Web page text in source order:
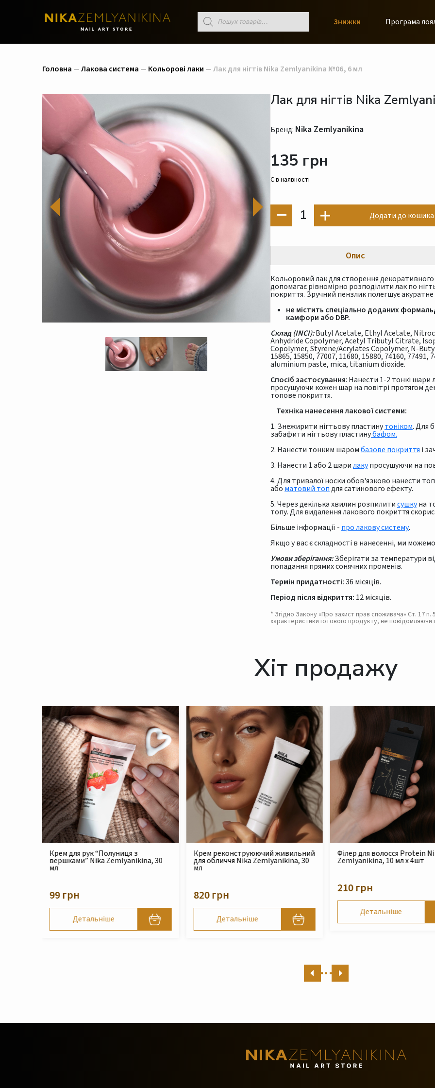
Пошук
товарів Знижки Програма
Головна —Лакова система — Кольорові лаки — Лак для нігтів Nika Zemlyanikina №06, 6 мл
Лак для нігтів Nika
Бренд: Nika Zemlyanikina
135 грн
Є в наявності
1 Додати до кошика
Опис
Кольоровий лак для створення
допомагає рівномірно розподілити лак по
покриття. Зручний пензлик полегшує
не містить спеціально доданих
камфори або DBP.
Склад (INCI):Butyl Acetate, Ethyl Acetate,
Anhydride Copolymer, Acetyl Tributyl Citrate,
Copolymer, Styrene/Acrylates Copolymer, N-
15865, 15850, 77007, 11680, 15880, 74160, 77491,
aluminium paste, mica, titanium dioxide.
Спосіб застосування: Нанести 1-2 тонкі шари
просушуючи кожен шар на повітрі протягом
топове покриття.
Техніка нанесення лакової системи:
1. Знежирити нігтьову пластинутоніком. Для
забафити нігтьову пластинубафом.
2. Нанести тонким шаромбазове покриття і
3. Нанести 1 або 2 шарилакупросушуючи на
4. Для тривалої носки обов'язково нанести
або матовий топдля сатинового ефекту.
5. Через декілька хвилин розпилитисушкуна
топу. Для видалення лакового покриття
Більше інформації - про лакову систему.
Якщо у вас є складності в нанесенні, ми
Умови зберігання:Зберігати за температури
попадання прямих сонячних променів.
Термін придатності:36 місяців.
Період після відкриття: 12 місяців.
* Згідно Закону «Про захист прав споживача» Ст. 17
характеристики готового продукту, не
Хіт продажу
Крем реконструюючий живильний
для обличчя Nika Zemlyanikina, 30
мл
820 грн
Детальніше
Філер для волосся Protein Nika
Zemlyanikina, 10 мл x 4шт
210 грн
Детальніше
Безсульфатний очищуючий
шампунь для сухого та
пошкодженого волосся Nika
490 грн
Детальніше